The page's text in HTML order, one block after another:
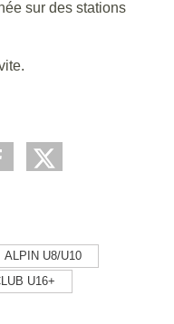
sur des stations
ALPIN U8/U10
U16+